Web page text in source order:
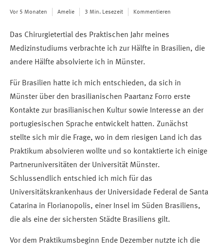
Vor 5 Monaten Amelie 3 Min. Lesezeit Kommentieren
Das Chirurgietertial des Praktischen Jahr meines
Medizinstudiums verbrachte ich zur Hälfte in Brasilien, die
andere Hälfte absolvierte ich in Münster.
Für Brasilien hatte ich mich entschieden, da sich in
Münster über den brasilianischen Paartanz Forro erste
Kontakte zur brasilianischen Kultur sowie Interesse an der
portugiesischen Sprache entwickelt hatten. Zunächst
stellte sich mir die Frage, wo in dem riesigen Land ich das
Praktikum absolvieren wollte und so kontaktierte ich einige
Partneruniversitäten der Universität Münster.
Schlussendlich entschied ich mich für das
Universitätskrankenhaus der Universidade Federal de Santa
Catarina in Florianopolis, einer Insel im Süden Brasiliens,
die als eine der sichersten Städte Brasiliens gilt.
Vor dem Praktikumsbeginn Ende Dezember nutzte ich die